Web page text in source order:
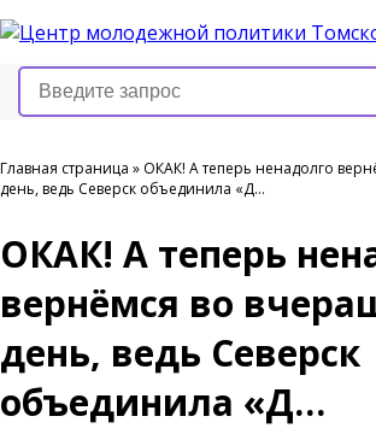
Главная страница » ОКАК! А теперь ненадолго
день, ведь Северск объединила «Д…
ОКАК! А теперь
вернёмся во
день, ведь Северск
объединила «Д…